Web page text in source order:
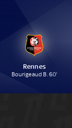
Rennes
Bourigeaud B. 60'